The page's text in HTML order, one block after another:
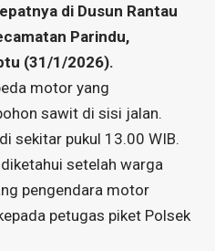
di Dusun Rantau
Parindu,
(31/1/2026).
motor yang
sawit di sisi jalan.
sekitar pukul 13.00 WIB.
setelah warga
pengendara motor
petugas piket Polsek